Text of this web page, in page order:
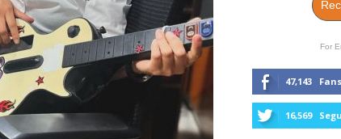
For
47,143 Fans
16,569